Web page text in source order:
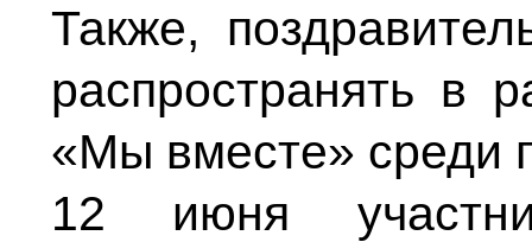
Также,
распространять в
«Мы вместе» среди
12 июня